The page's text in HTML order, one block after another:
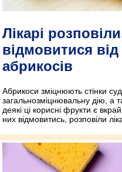
Лікарі
відмовитися
абрикосів
Абрикоси зміцнюють стінки
загальнозміцнювальну дію, а
деякі ці корисні фрукти є
них відмовитись, розповіли